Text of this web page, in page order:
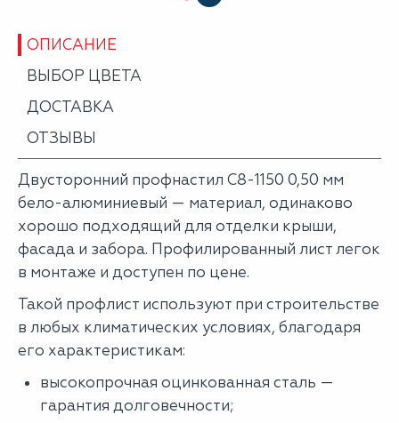
ОПИСАНИЕ
ВЫБОР ЦВЕТА
ДОСТАВКА
ОТЗЫВЫ
Двусторонний профнастил С8-1150 0,50 мм
бело-алюминиевый — материал, одинаково
хорошо подходящий для отделки крыши,
фасада и забора. Профилированный лист легок
в монтаже и доступен по цене.
Такой профлист используют при строительстве
в любых климатических условиях, благодаря
его характеристикам:
высокопрочная оцинкованная сталь —
гарантия долговечности;